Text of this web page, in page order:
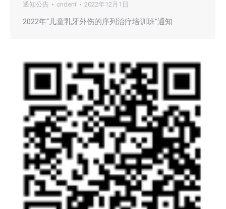
通知公告 cndent 2022年12月1日
2022年“儿童乳牙外伤的序列治疗培训班”通知